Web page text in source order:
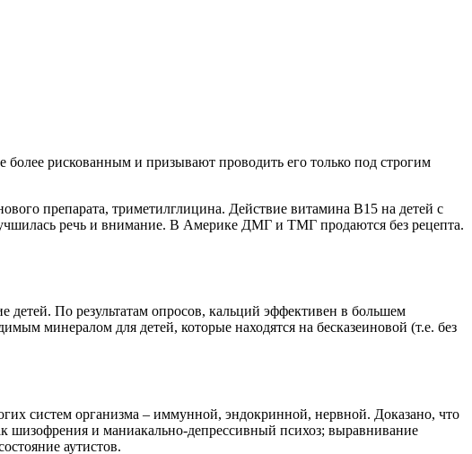
рискованным и призывают проводить его только под строгим
препарата, триметилглицина. Действие витамина В15 на детей с
речь и внимание. В Америке ДМГ и ТМГ продаются без рецепта.
По результатам опросов, кальций эффективен в большем
минералом для детей, которые находятся на бесказеиновой (т.е. без
систем организма – иммунной, эндокринной, нервной. Доказано, что
шизофрения и маниакально-депрессивный психоз; выравнивание
аутистов.